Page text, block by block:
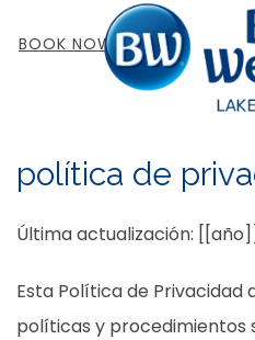
BOOK NOW
política de
Última actualización: [[año]]
Esta Política de Privacidad
políticas y procedimientos